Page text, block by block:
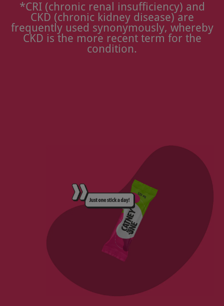
*CRI (chronic renal insufficiency) and
CKD (chronic kidney disease) are
frequently used synonymously, whereby
CKD is the more recent term for the
condition.